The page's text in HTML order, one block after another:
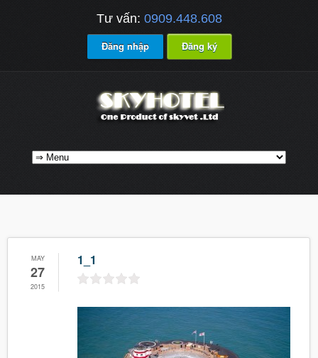
Tư vấn: 0909.448.608
Đăng nhập Đăng ký
MAY
27
2015
1_1